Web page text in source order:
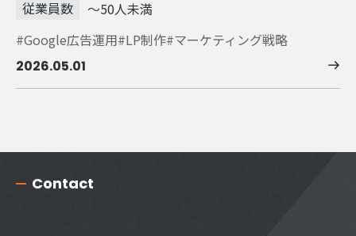
従業員数
～50人未満
Google広告運用 LP制作 マーケティング戦略
2026.05.01
Contact